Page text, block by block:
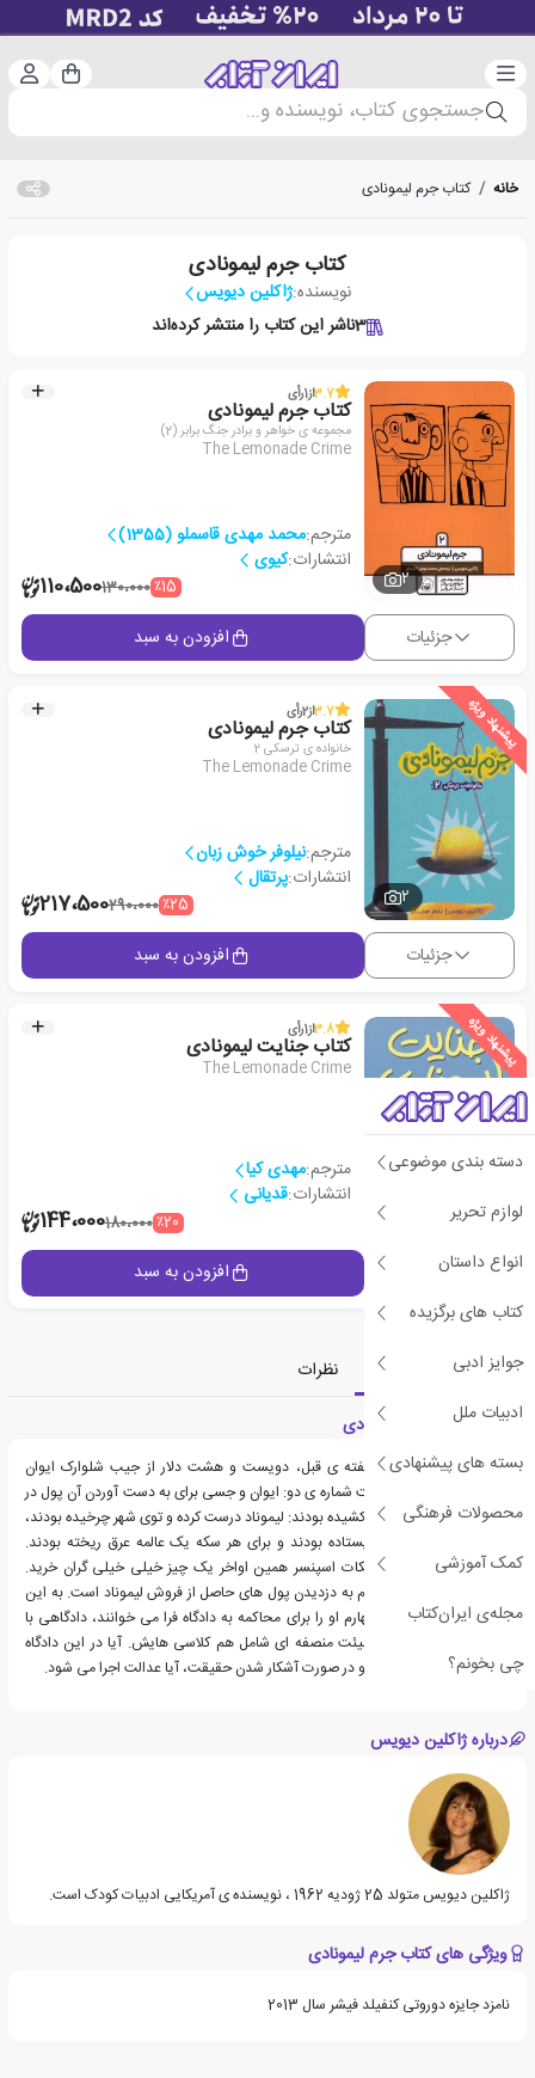
دسته‌بندی سبد
جستجوی کتاب، نویسنده و...
دسته بندی موضوعی
لوازم تحریر
انواع داستان
کتاب های برگزیده
جوایز ادبی
ادبیات ملل
بسته های پیشنهادی
محصولات فرهنگی
کمک آموزشی
مجله‌ی ایران‌کتاب
چی بخونم؟
خانه / کتاب جرم لیمونادی
کتاب جرم لیمونادی
نویسنده:ژاکلین دیویس
3ناشر این کتاب را منتشر کرده‌اند
2
3.7از1رأی
کتاب جرم لیمونادی
مجموعه ی خواهر و برادر جنگ برابر‏‫ (2)
The Lemonade Crime
مترجم:محمد مهدی قاسملو (1355)
انتشارات:کیوی
٪15130،000110،500
جزئیات افزودن به سبد
پیشنهاد ویژه
2
3.7از2رأی
کتاب جرم لیمونادی
خانواده ی ترسکی 2
The Lemonade Crime
مترجم:نیلوفر خوش زبان
انتشارات:پرتقال
٪25290،000217،500
جزئیات افزودن به سبد
پیشنهاد ویژه 3.8از1رأی
کتاب جنایت لیمونادی
The Lemonade Crime
مترجم:مهدی کیا
انتشارات:قدیانی
٪20180،000144،000
جزئیات افزودن به سبد
معرفی دسته‌بندی
نظرات
معرفی کتاب جرم لیمونادی
واقعیت شماره ی یک: هفته ی قبل، دویست و هشت دلار از جیب شلوارک ایوان
ترسکی ناپدید شد. واقعیت شماره ی دو: ایوان و جسی برای به دست آوردن آن پول در
طول تابستان کلی زحمت کشیده بودند: لیموناد درست کرده و توی شهر چرخیده بودند،
زیر آفتاب داغ تابستان ایستاده بودند و برای هر سکه یک عالمه عرق ریخته بودند.
واقعیت شماره ی سه: اسکات اسپنسر همین اواخر یک چیز خیلی خیلی گران خرید.
اتهام: اسکات اسپنسر متهم به دزدیدن پول های حاصل از فروش لیموناد است. به این
ترتیب بچه های کلاس چهارم او را برای محاکمه به دادگاه فرا می خوانند، دادگاهی با
حضور قاضی، شهود، و هیئت منصفه ای شامل هم کلاسی هایش. آیا در این دادگاه
حقیقت روشن می شود؟ و در صورت آشکار شدن حقیقت، آیا عدالت اجرا می شود.
درباره ژاکلین دیویس
ژاكلين ديويس متولد 25 ژودیه 1962 ، نویسنده ی آمریکایی ادبیات کودک است.
ویژگی های کتاب جرم لیمونادی
نامزد جایزه دوروتی کنفیلد فیشر سال 2013